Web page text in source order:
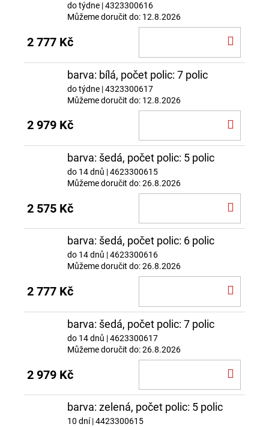
do týdne | 4323300616
Můžeme doručit do: 12.8.2026
2 777 Kč
barva: bílá, počet polic: 7 polic
do týdne | 4323300617
Můžeme doručit do: 12.8.2026
2 979 Kč
barva: šedá, počet polic: 5 polic
do 14 dnů | 4623300615
Můžeme doručit do:26.8.2026
2 575 Kč
barva: šedá, počet polic: 6 polic
do 14 dnů | 4623300616
Můžeme doručit do:26.8.2026
2 777 Kč
barva: šedá, počet polic: 7 polic
do 14 dnů | 4623300617
Můžeme doručit do:26.8.2026
2 979 Kč
barva: zelená, počet polic: 5 polic
10 dní| 4423300615